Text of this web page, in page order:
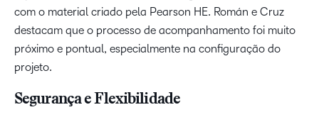
com o material criado pela Pearson HE. Román e Cruz
destacam que o processo de acompanhamento foi muito
próximo e pontual, especialmente na configuração do
projeto.
Segurança e Flexibilidade